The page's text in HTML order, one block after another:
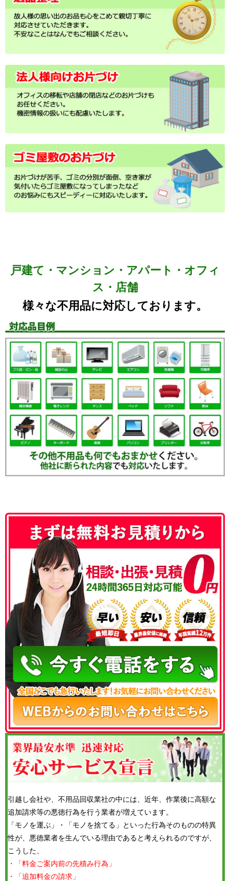
戸建て・マンション・アパート・オフィ
ス・店舗
様々な不用品に対応しております。
050-3186-4780
引越し会社や、不用品回収業社の中には、近年、作業後に高額な
追加請求等の悪徳行為を行う業者が増えています。
「モノを運ぶ」・「モノを捨てる」といった行為そのものの特異
性が、悪徳業者を生んでいる理由であると考えられるのですが、
こうした、
・「料金ご案内前の先積み行為」
・「追加料金の請求」